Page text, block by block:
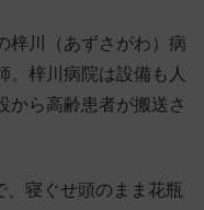
梓川（あずさがわ）病
。梓川病院は設備も人
から高齢患者が搬送さ
、寝ぐせ頭のまま花瓶